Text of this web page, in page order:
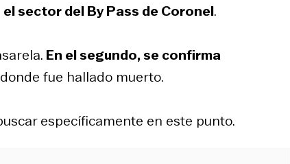
el sector del By Pass de Coronel.
En el segundo, se confirma
donde fue hallado muerto.
específicamente en este punto.